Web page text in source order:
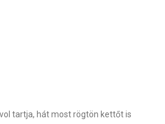
tartja, hát most rögtön kettőt is